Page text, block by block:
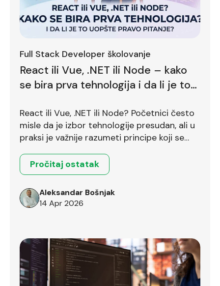
Full Stack Developer školovanje
React ili Vue, .NET ili Node – kako
se bira prva tehnologija i da li je to
React ili Vue, .NET ili Node? Početnici često
misle da je izbor tehnologije presudan, ali u
praksi je važnije razumeti principe koji se
Pročitaj ostatak
Aleksandar Bošnjak
14 Apr 2026